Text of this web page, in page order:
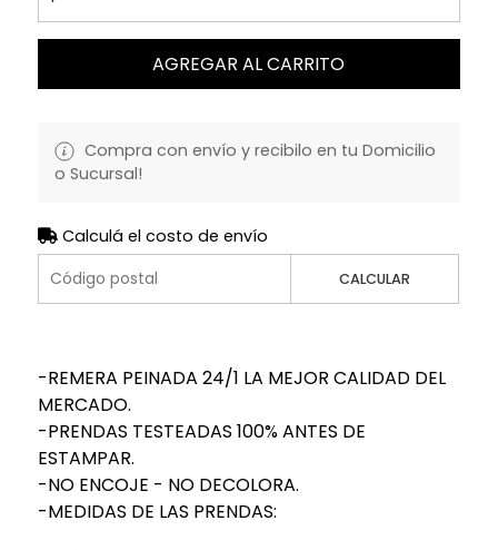
AGREGAR AL CARRITO
Compra con envío y recibilo en tu Domicilio
o Sucursal!
Calculá el costo de envío
CALCULAR
-REMERA PEINADA 24/1 LA MEJOR CALIDAD DEL
MERCADO.
-PRENDAS TESTEADAS 100% ANTES DE
ESTAMPAR.
-NO ENCOJE - NO DECOLORA.
-MEDIDAS DE LAS PRENDAS: